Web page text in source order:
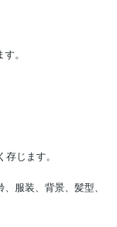
。
じます。
服装、背景、髪型、